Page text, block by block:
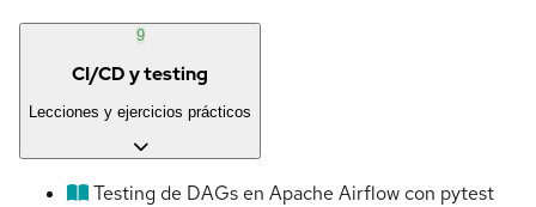
9
CI/CD y testing
Lecciones y ejercicios prácticos
Testing de DAGs en Apache Airflow con pytest